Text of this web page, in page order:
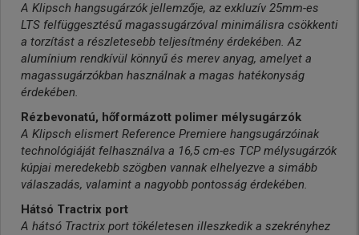
A Klipsch hangsugárzók jellemzője, az exkluzív 25mm-es
LTS felfüggesztésű magassugárzóval minimálisra csökkenti
a torzítást a részletesebb teljesítmény érdekében. Az
alumínium rendkívül könnyű és merev anyag, amelyet a
magassugárzókban használnak a magas hatékonyság
érdekében.
Rézbevonatú, hőformázott polimer mélysugárzók
A Klipsch elismert Reference Premiere hangsugárzóinak
technológiáját felhasználva a 16,5 cm-es TCP mélysugárzók
kúpjai meredekebb szögben vannak elhelyezve a simább
válaszadás, valamint a nagyobb pontosság érdekében.
Hátsó Tractrix port
A hátsó Tractrix port tökéletesen illeszkedik a szekrényhez